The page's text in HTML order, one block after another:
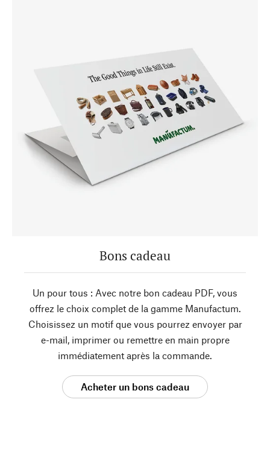
Bons cadeau
Un pour tous : Avec notre bon cadeau PDF, vous
offrez le choix complet de la gamme Manufactum.
Choisissez un motif que vous pourrez envoyer par
e-mail, imprimer ou remettre en main propre
immédiatement après la commande.
Acheter un bons cadeau